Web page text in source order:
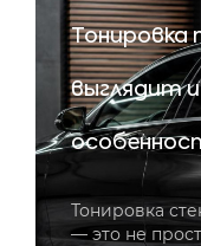
Тонировка
выглядит
Тонировка
— это не